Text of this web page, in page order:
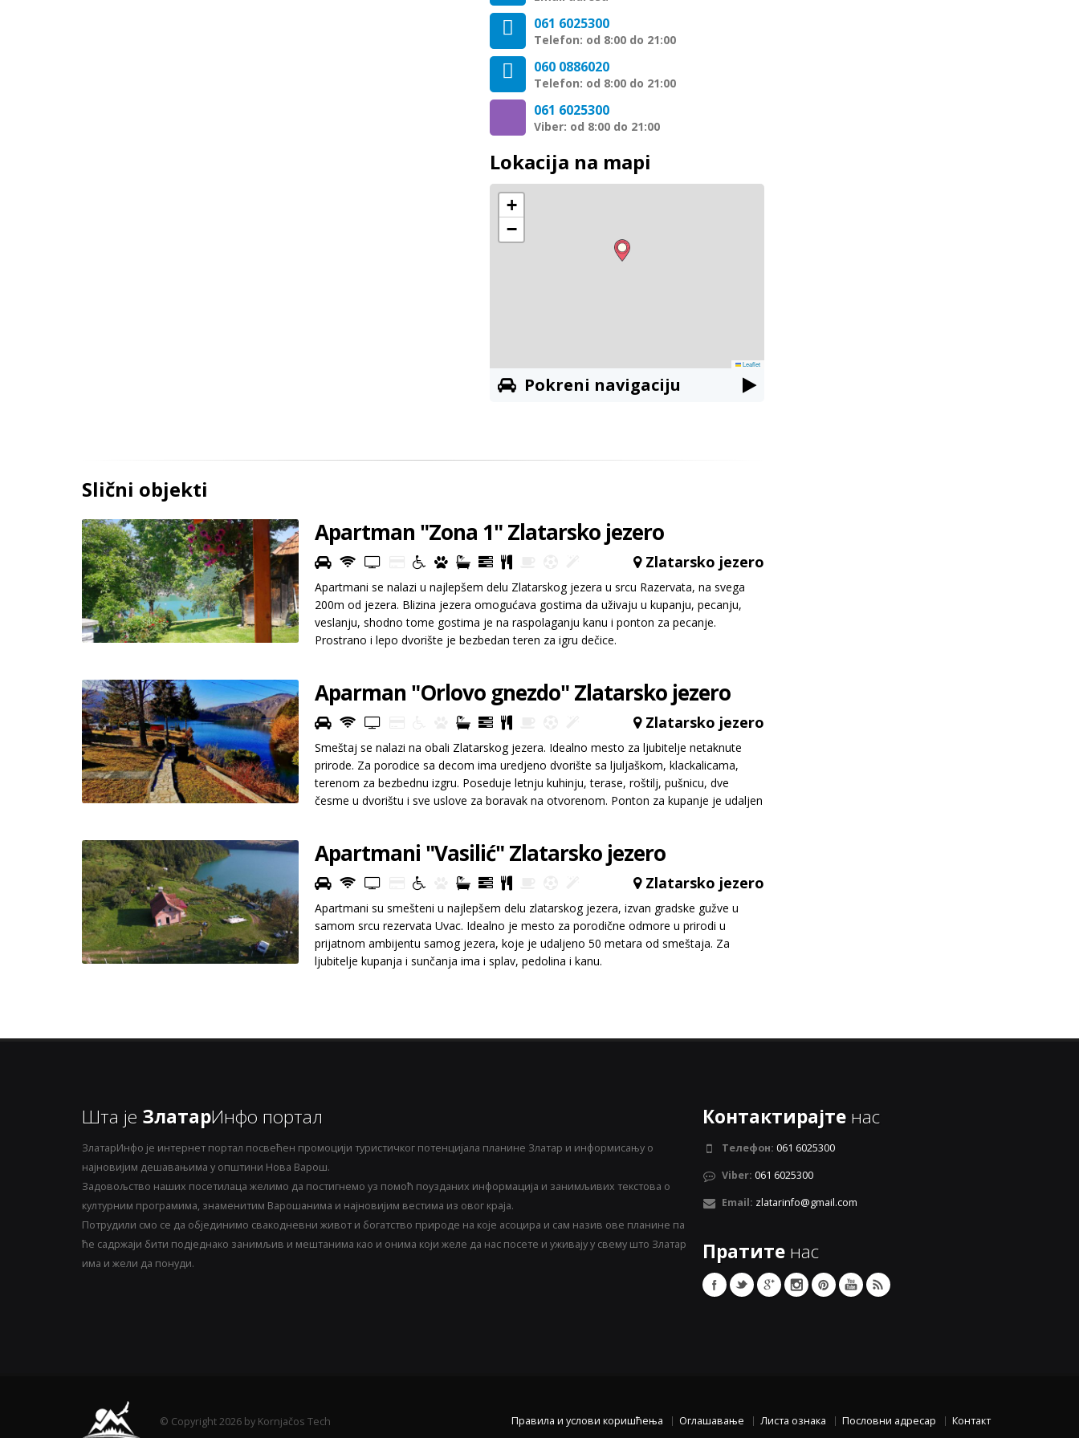
061 6025300
Telefon: od 8:00 do 21:00
060 0886020
Telefon: od 8:00 do 21:00
061 6025300
Viber: od 8:00 do 21:00
Lokacija na mapi
+
−
Leaflet
Pokreni navigaciju
Slični objekti
Apartman "Zona 1" Zlatarsko jezero
Zlatarsko jezero
Apartmani se nalazi u najlepšem delu Zlatarskog jezera u srcu Razervata, na svega
200m od jezera. Blizina jezera omogućava gostima da uživaju u kupanju, pecanju,
veslanju, shodno tome gostima je na raspolaganju kanu i ponton za pecanje.
Prostrano i lepo dvorište je bezbedan teren za igru dečice.
Aparman "Orlovo gnezdo" Zlatarsko jezero
Zlatarsko jezero
Smeštaj se nalazi na obali Zlatarskog jezera. Idealno mesto za ljubitelje netaknute
prirode. Za porodice sa decom ima uredjeno dvorište sa ljuljaškom, klackalicama,
terenom za bezbednu izgru. Poseduje letnju kuhinju, terase, roštilj, pušnicu, dve
česme u dvorištu i sve uslove za boravak na otvorenom. Ponton za kupanje je udaljen
Apartmani "Vasilić" Zlatarsko jezero
Zlatarsko jezero
Apartmani su smešteni u najlepšem delu zlatarskog jezera, izvan gradske gužve u
samom srcu rezervata Uvac. Idealno je mesto za porodične odmore u prirodi u
prijatnom ambijentu samog jezera, koje je udaljeno 50 metara od smeštaja. Za
ljubitelje kupanja i sunčanja ima i splav, pedolina i kanu.
Шта је ЗлатарИнфо портал
ЗлатарИнфо је интернет портал посвећен промоцији туристичког потенцијала планине Златар и информисању о
најновијим дешавањима у општини Нова Варош.
Задовољство наших посетилаца желимо да постигнемо уз помоћ поузданих информација и занимљивих текстова о
културним програмима, знаменитим Варошанима и најновијим вестима из овог краја.
Потрудили смо се да објединимо свакодневни живот и богатство природе на које асоцира и сам назив ове планине па
ће садржаји бити подједнако занимљив и мештанима као и онима који желе да нас посете и уживају у свему што Златар
има и жели да понуди.
Контактирајте нас
Телефон: 061 6025300
Viber: 061 6025300
Email: zlatarinfo@gmail.com
Пратите нас
© Copyright 2026 by Kornjačos Tech Правила и услови коришћења Оглашавање Листа ознака Пословни адресар Контакт